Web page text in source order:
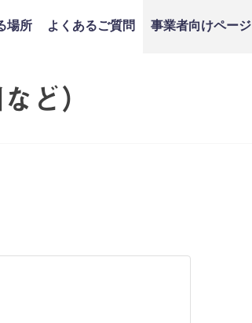
場所 よくあるご質問 事業者向けページ
ど）